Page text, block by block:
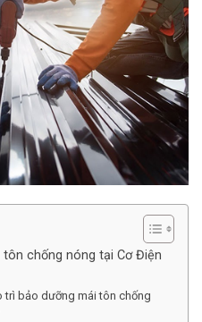
chống nóng tại Cơ Điện
trì bảo dưỡng mái tôn chống